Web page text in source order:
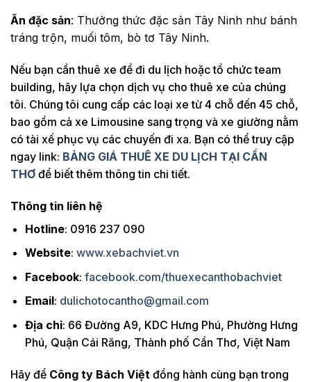
Ăn đặc sản: Thưởng thức đặc sản Tây Ninh như bánh
tráng trộn, muối tôm, bò tơ Tây Ninh.
Nếu bạn cần thuê xe để đi du lịch hoặc tổ chức team
building, hãy lựa chọn dịch vụ cho thuê xe của chúng
tôi. Chúng tôi cung cấp các loại xe từ 4 chỗ đến 45 chỗ,
bao gồm cả xe Limousine sang trọng và xe giường nằm
có tài xế phục vụ các chuyến đi xa. Bạn có thể truy cập
ngay link: BẢNG GIÁ THUÊ XE DU LỊCH TẠI CẦN
THƠ để biết thêm thông tin chi tiết.
Thông tin liên hệ
Hotline: 0916 237 090
Website: www.xebachviet.vn
Facebook: facebook.com/thuexecanthobachviet
Email: dulichotocantho@gmail.com
Địa chỉ: 66 Đường A9, KDC Hưng Phú, Phường Hưng
Phú, Quận Cái Răng, Thành phố Cần Thơ, Việt Nam
Hãy để Công ty Bách Việt đồng hành cùng bạn trong